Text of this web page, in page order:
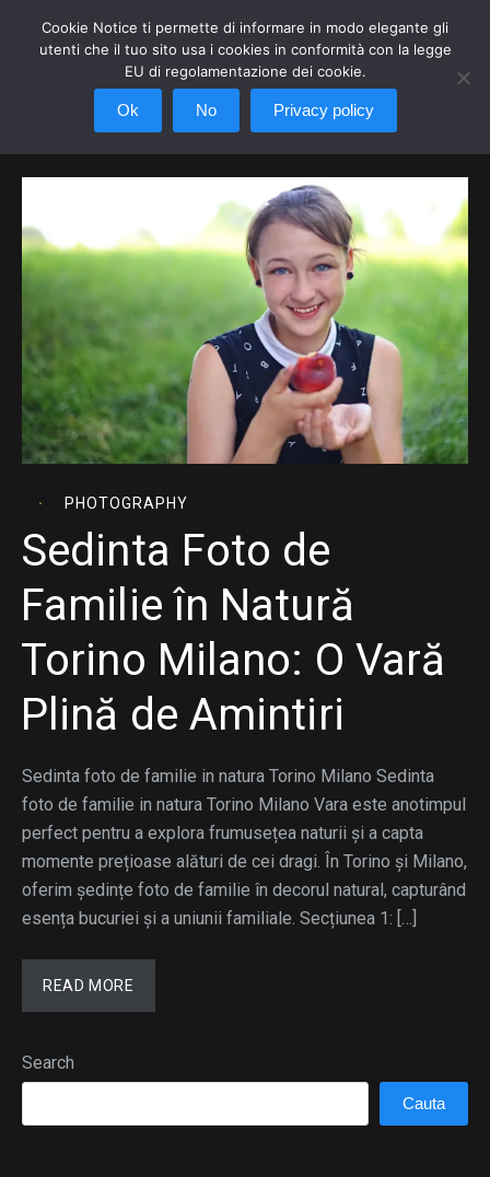
PHOTOGRAPHY
Sedinta Foto de
Familie în Natură
Torino Milano: O Vară
Plină de Amintiri
Sedinta foto de familie in natura Torino Milano Sedinta
foto de familie in natura Torino Milano Vara este anotimpul
perfect pentru a explora frumusețea naturii și a capta
momente prețioase alături de cei dragi. În Torino și Milano,
oferim ședințe foto de familie în decorul natural, capturând
esența bucuriei și a uniunii familiale. Secțiunea 1: […]
READ MORE
Search
Cauta
Cookie Notice ti permette di informare in modo elegante gli
utenti che il tuo sito usa i cookies in conformità con la legge
EU di regolamentazione dei cookie.
Ok No Privacy policy